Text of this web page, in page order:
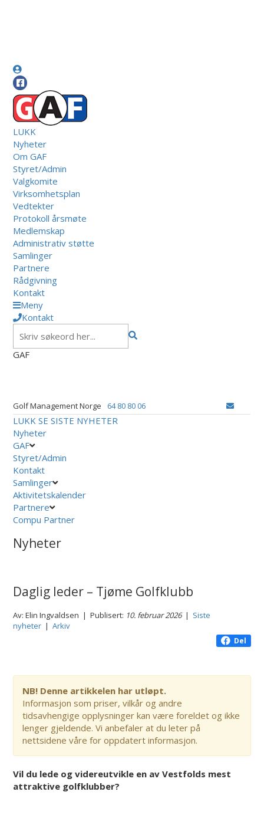
LUKK
Nyheter
Om GAF
Styret/Admin
Valgkomite
Virksomhetsplan
Vedtekter
Protokoll årsmøte
Medlemskap
Administrativ støtte
Samlinger
Partnere
Rådgivning
Kontakt
Meny
Kontakt
GAF
Golf Management Norge 64 80 80 06
LUKK SE SISTE NYHETER
Nyheter
GAF
Styret/Admin
Kontakt
Samlinger
Aktivitetskalender
Partnere
Compu Partner
Nyheter
Daglig leder – Tjøme Golfklubb
Av: Elin Ingvaldsen | Publisert: 10. februar 2026| Siste
nyheter |Arkiv
Del
NB! Denne artikkelen har utløpt.
Informasjon som priser, vilkår og andre
tidsavhengige opplysninger kan være foreldet og ikke
lenger gjeldende. Vi anbefaler at du leter på
nettsidene våre for oppdatert informasjon.
Vil du lede og videreutvikle en av Vestfolds mest
attraktive golfklubber?